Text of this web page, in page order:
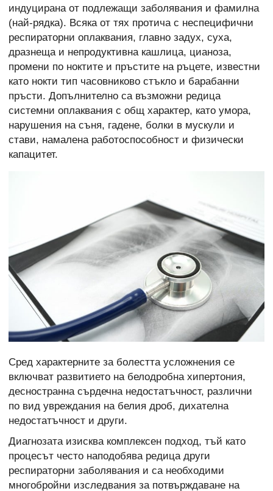
индуцирана от подлежащи заболявания и фамилна
(най-рядка). Всяка от тях протича с неспецифични
респираторни оплаквания, главно задух, суха,
дразнеща и непродуктивна кашлица, цианоза,
промени по ноктите и пръстите на ръцете, известни
като нокти тип часовниково стъкло и барабанни
пръсти. Допълнително са възможни редица
системни оплаквания с общ характер, като умора,
нарушения на съня, гадене, болки в мускули и
стави, намалена работоспособност и физически
капацитет.
Сред характерните за болестта усложнения се
включват развитието на белодробна хипертония,
десностранна сърдечна недостатъчност, различни
по вид увреждания на белия дроб, дихателна
недостатъчност и други.
Диагнозата изисква комплексен подход, тъй като
процесът често наподобява редица други
респираторни заболявания и са необходими
многобройни изследвания за потвърждаване на